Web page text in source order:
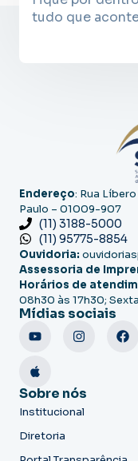
tudo que
Endereço: Rua
Paulo – 01009-907
(11) 3188-5000
(11) 95775-8854
Ouvidoria:
Assessoria de
Horários de
08h30 às 17h30;
Mídias sociais
Sobre nós
Institucional
Diretoria